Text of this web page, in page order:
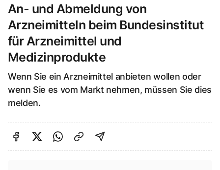
An- und Abmeldung von
Arzneimitteln beim Bundesinstitut
für Arzneimittel und
Medizinprodukte
Wenn Sie ein Arzneimittel anbieten wollen oder
wenn Sie es vom Markt nehmen, müssen Sie dies
melden.
Auf Facebook teilen
Auf Twitter teilen
Per Link teilen
shareViaEmail